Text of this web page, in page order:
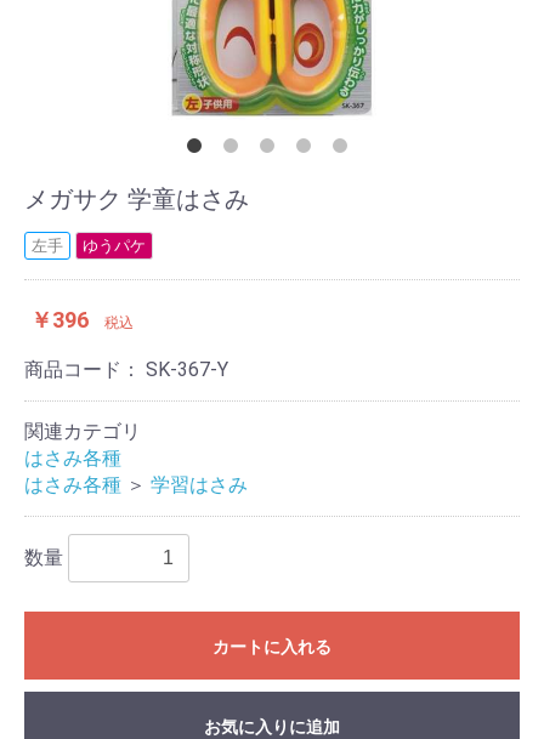
メガサク 学童はさみ
左手 ゆうパケ
￥396 税込
商品コード： SK-367-Y
関連カテゴリ
はさみ各種
はさみ各種 ＞ 学習はさみ
数量
カートに入れる
お気に入りに追加